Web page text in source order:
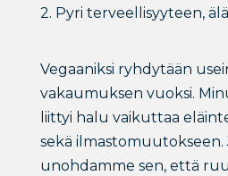
2. Pyri terveellisyyteen,
Vegaaniksi ryhdytään
vakaumuksen vuoksi.
liittyi halu vaikuttaa
sekä
unohdamme sen, että